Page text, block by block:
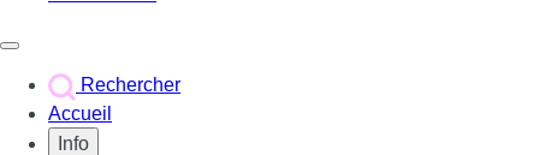
Rechercher
Accueil
Info